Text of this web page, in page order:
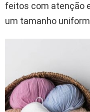
feitos com atenção
um tamanho